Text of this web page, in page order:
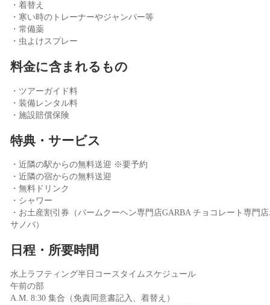
・着替え
・寒い時のトレーナーやジャンパー等
・常備薬
・虫よけスプレー
料金に含まれるもの
・ツアーガイド料
・装備レンタル料
・施設賠償保険
特典・サービス
・近隣の駅からの無料送迎 ※要予約
・近隣の宿からの無料送迎
・無料ドリンク
・シャワー
・お土産割引券（バームクーヘン専門店GARBA チョコレート専門
サノバ）
日程・所要時間
水上ラフティング半日コースタイムスケジュール
午前の部
A.M. 8:30 集合（免責同意書記入、着替え）